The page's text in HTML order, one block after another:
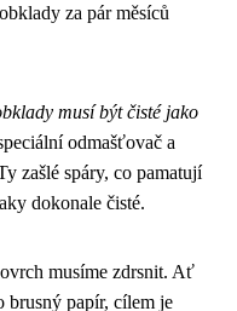
za pár měsíců
musí být čisté jako
odmašťovač a
zašlé spáry, co pamatují
dokonale čisté.
musíme zdrsnit. Ať
brusný papír, cílem je